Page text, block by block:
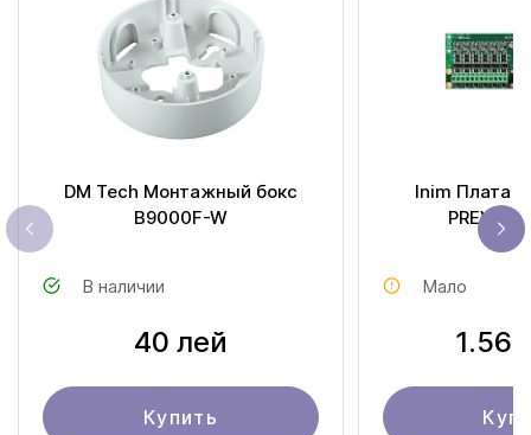
DM Tech Монтажный бокс
B9000F-W
В наличии
40 лей
Купить
Inim Плата
Мало